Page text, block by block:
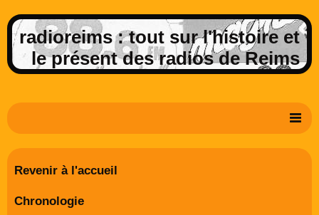
radioreims : tout sur l'histoire et
le présent des radios de Reims
Derniers potins de la FM rémoise
Livre d'or
Contact
Revenir à l'accueil
Chronologie